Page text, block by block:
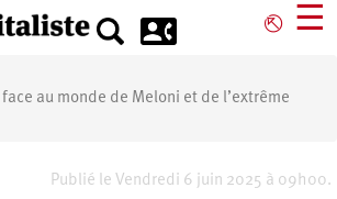
⎋ ☰
au monde de Meloni et de l’extrême
Publié le Vendredi 6 juin 2025 à 09h00.